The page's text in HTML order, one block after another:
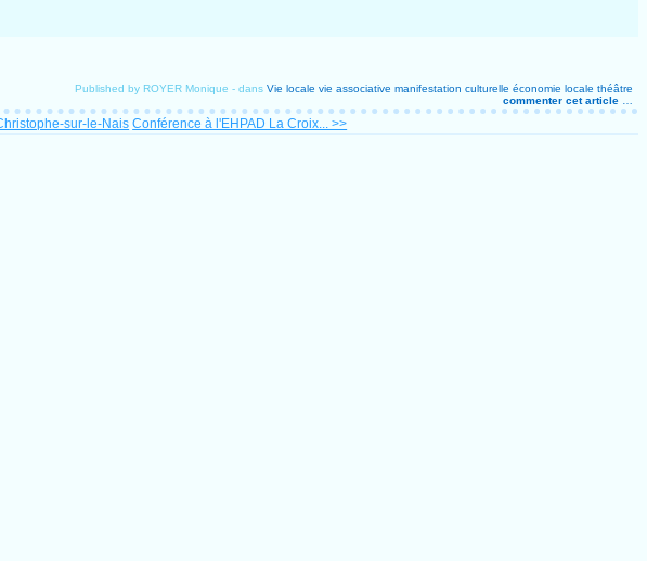
Published by ROYER Monique -dans Vie locale vie associative manifestation culturelle économie locale théâtre
commenter cet article …
sur-le-Nais Conférence à l'EHPAD La Croix... >>